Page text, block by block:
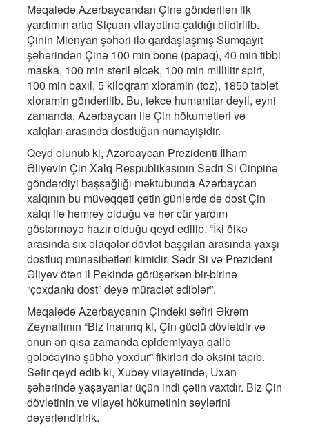
Məqalədə Azərbaycandan Çinə göndərilən ilk
yardımın artıq Siçuan vilayətinə çatdığı bildirilib.
Çinin Mienyan şəhəri ilə qardaşlaşmış Sumqayıt
şəhərindən Çinə 100 min bone (papaq), 40 min tibbi
maska, 100 min steril əlcək, 100 min millilitr spirt,
100 min baxıl, 5 kiloqram xloramin (toz), 1850 tablet
xloramin göndərilib. Bu, təkcə humanitar deyil, eyni
zamanda, Azərbaycan ilə Çin hökumətləri və
xalqları arasında dostluğun nümayişidir.
Qeyd olunub ki, Azərbaycan Prezidenti İlham
Əliyevin Çin Xalq Respublikasının Sədri Si Cinpinə
göndərdiyi başsağlığı məktubunda Azərbaycan
xalqının bu müvəqqəti çətin günlərdə də dost Çin
xalqı ilə həmrəy olduğu və hər cür yardım
göstərməyə hazır olduğu qeyd edilib. “İki ölkə
arasında sıx əlaqələr dövlət başçıları arasında yaxşı
dostluq münasibətləri kimidir. Sədr Si və Prezident
Əliyev ötən il Pekində görüşərkən bir-birinə
“çoxdankı dost” deyə müraciət ediblər”.
Məqalədə Azərbaycanın Çindəki səfiri Əkrəm
Zeynallının “Biz inanırıq ki, Çin güclü dövlətdir və
onun ən qısa zamanda epidemiyaya qalib
gələcəyinə şübhə yoxdur” fikirləri də əksini tapıb.
Səfir qeyd edib ki, Xubey vilayətində, Uxan
şəhərində yaşayanlar üçün indi çətin vaxtdır. Biz Çin
dövlətinin və vilayət hökumətinin səylərini
dəyərləndiririk.